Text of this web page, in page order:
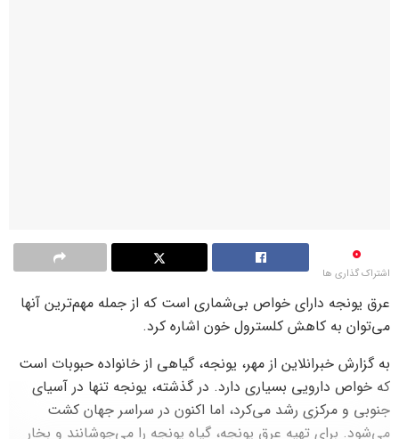
0
اشتراک گذاری ها
عرق یونجه دارای خواص بی‌شماری است که از جمله مهم‌ترین آنها
می‌توان به کاهش کلسترول خون اشاره کرد.
به گزارش خبرانلاین از مهر، یونجه، گیاهی از خانواده حبوبات است
که خواص دارویی بسیاری دارد. در گذشته، یونجه تنها در آسیای
جنوبی و مرکزی رشد می‌کرد، اما اکنون در سراسر جهان کشت
می‌شود. برای تهیه عرق یونجه، گیاه یونجه را می‌جوشانند و بخار